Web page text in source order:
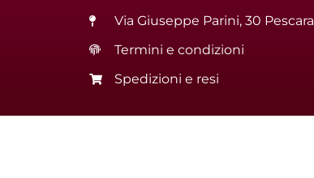
Via Giuseppe Parini, 30 Pescara
Termini e condizioni
Spedizioni e resi